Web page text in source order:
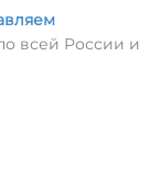
всей России и